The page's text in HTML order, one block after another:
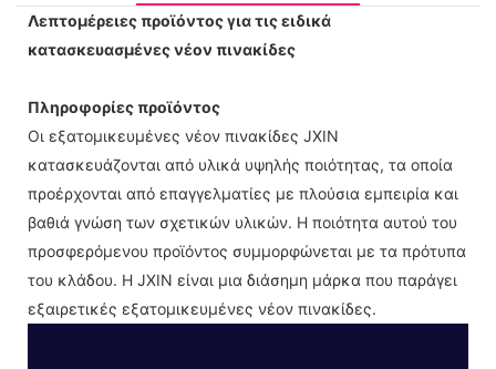
Λεπτομέρειες προϊόντος για τις ειδικά
κατασκευασμένες νέον πινακίδες
Πληροφορίες προϊόντος
Οι εξατομικευμένες νέον πινακίδες JXIN
κατασκευάζονται από υλικά υψηλής ποιότητας, τα οποία
προέρχονται από επαγγελματίες με πλούσια εμπειρία και
βαθιά γνώση των σχετικών υλικών. Η ποιότητα αυτού του
προσφερόμενου προϊόντος συμμορφώνεται με τα πρότυπα
του κλάδου. Η JXIN είναι μια διάσημη μάρκα που παράγει
εξαιρετικές εξατομικευμένες νέον πινακίδες.